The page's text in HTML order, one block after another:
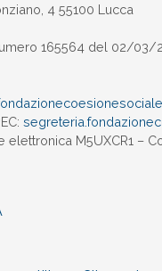
4 55100 Lucca
165564 del 02/03/
segreteria.
elettronica M5UXCR1 –